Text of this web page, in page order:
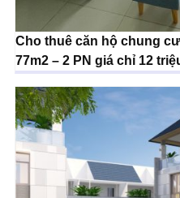
Cho thuê căn hộ chung
77m2 – 2 PN giá chỉ 12